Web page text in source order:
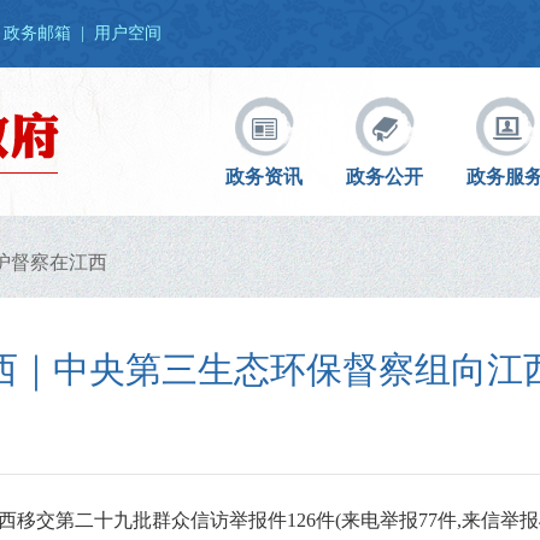
政务邮箱 用户空间
政务资讯 政务公开 政务服
督察在江西
｜中央第三生态环保督察组向江
移交第二十九批群众信访举报件126件(来电举报77件,来信举